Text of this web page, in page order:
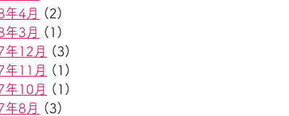
年4月
(2)
年3月
(1)
年12月
(3)
年11月
(1)
年10月
(1)
年8月
(3)